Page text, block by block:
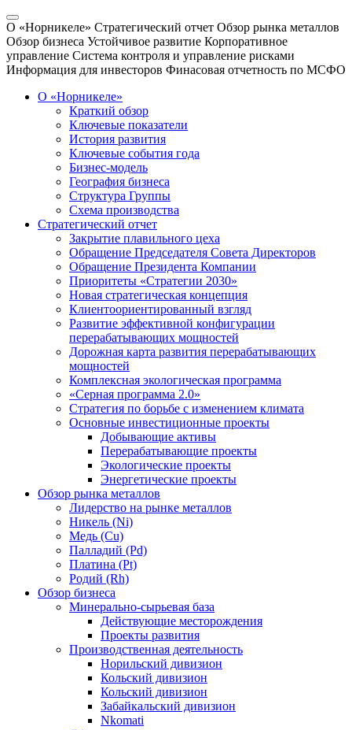
О «Норникеле» Стратегический отчет Обзор рынка металлов
Обзор бизнеса Устойчивое развитие Корпоративное
управление Система контроля и управление рисками
Информация для инвесторов Финасовая отчетность по МСФО
О «Норникеле»
Краткий обзор
Ключевые показатели
История развития
Ключевые события года
Бизнес-модель
География бизнеса
Структура Группы
Схема производства
Стратегический отчет
Закрытие плавильного цеха
Обращение Председателя Совета Директоров
Обращение Президента Компании
Приоритеты «Стратегии 2030»
Новая стратегическая концепция
Клиентоориентированный взгляд
Развитие эффективной конфигурации
перерабатывающих мощностей
Дорожная карта развития перерабатывающих
мощностей
Комплексная экологическая программа
«Серная программа 2.0»
Стратегия по борьбе с изменением климата
Основные инвестиционные проекты
Добывающие активы
Перерабатывающие проекты
Экологические проекты
Энергетические проекты
Обзор рынка металлов
Лидерство на рынке металлов
Никель (Ni)
Медь (Cu)
Палладий (Pd)
Платина (Pt)
Родий (Rh)
Обзор бизнеса
Минерально-сырьевая база
Действующие месторождения
Проекты развития
Производственная деятельность
Норильский дивизион
Кольский дивизион
Кольский дивизион
Забайкальский дивизион
Nkomati